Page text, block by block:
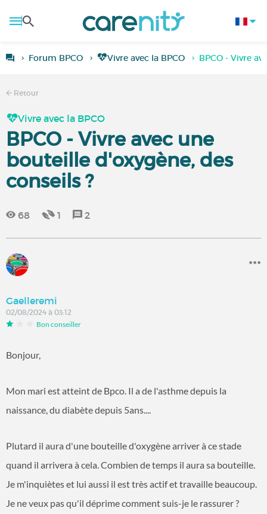
Forum BPCO Vivre avec la BPCO BPCO - Vivre
Retour
Vivre avec la BPCO
BPCO - Vivre avec une
bouteille d'oxygène, des
conseils ?
68 1 2
Gaelleremi
02/08/2024 à 03:12
Bon conseiller
Bonjour,
Mon mari est atteint de Bpco. Il a de l'asthme depuis la
naissance, du diabète depuis 5ans....
Plutard il aura d'une bouteille d'oxygène arriver à ce stade
quand il arrivera à cela. Combien de temps il aura sa bouteille.
Je m'inquiètes et lui aussi il est très actif et travaille beaucoup.
Je ne veux pas qu'il déprime comment suis-je le rassurer ?